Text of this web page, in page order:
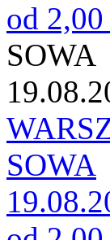
od
SOWA
SOWA